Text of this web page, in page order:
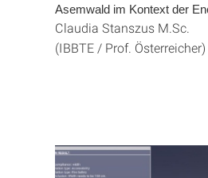
Asemwald im Kontext der
Claudia Stanszus M.Sc.
(IBBTE / Prof. Österreicher)